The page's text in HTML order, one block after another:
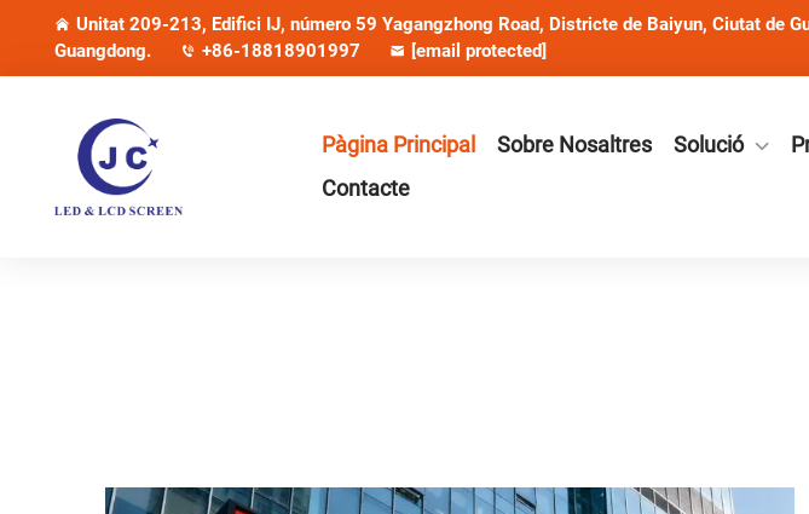
Unitat 209-213, Edifici IJ, número 59 Yagangzhong Road, Districte de Baiyun, Ciutat de
Guangdong.
+86-18818901997 [email protected]
Pàgina Principal Sobre Nosaltres Solució
Contacte